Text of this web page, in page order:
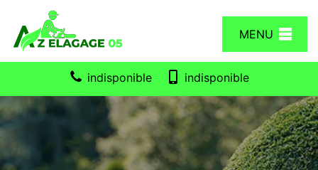
MENU
indisponible indisponible